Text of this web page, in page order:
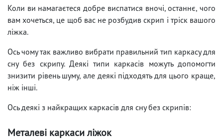
Коли ви намагаєтеся добре виспатися вночі, останнє, чого
вам хочеться, це щоб вас не розбудив скрип і тріск вашого
ліжка.
Ось чому так важливо вибрати правильний тип каркасу для
сну без скрипу. Деякі типи каркасів можуть допомогти
знизити рівень шуму, але деякі підходять для цього краще,
ніж інші.
Ось деякі з найкращих каркасів для сну без скрипів:
Металеві каркаси ліжок